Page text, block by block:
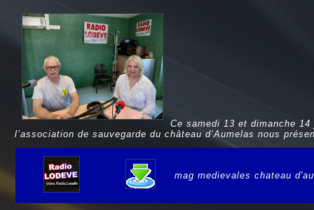
Ce samedi 13 et dimanche
l’association de sauvegarde du château d’Aumelas nous
mag medievales chateau